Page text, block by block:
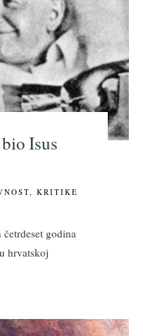
Isus
KRITIKE
godina
hrvatskoj